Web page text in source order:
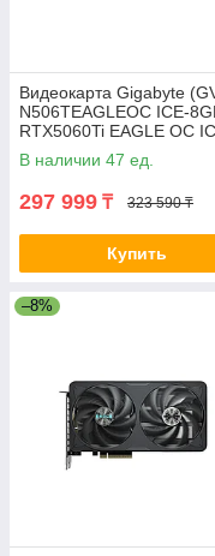
Видеокарта Gigabyte
N506TEAGLEOC ICE-
RTX5060Ti EAGLE OC
2-029819-TOP
В наличии 47 ед.
297 999 ₸ 323 590 ₸
Купить
–8%